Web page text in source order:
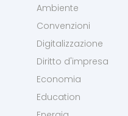
Ambiente
Convenzioni
Digitalizzazione
Diritto d'impresa
Economia
Education